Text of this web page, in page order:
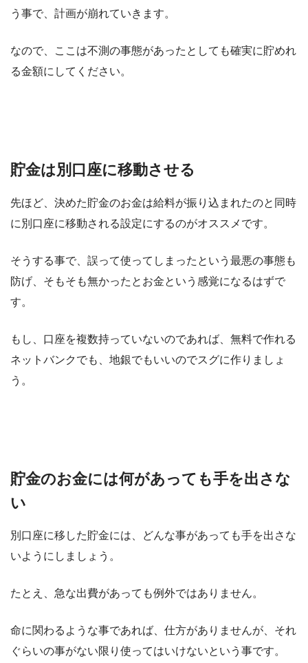
う事で、計画が崩れていきます。
なので、ここは不測の事態があったとしても確実に貯めれ
る金額にしてください。
貯金は別口座に移動させる
先ほど、決めた貯金のお金は給料が振り込まれたのと同時
に別口座に移動される設定にするのがオススメです。
そうする事で、誤って使ってしまったという最悪の事態も
防げ、そもそも無かったとお金という感覚になるはずで
す。
もし、口座を複数持っていないのであれば、無料で作れる
ネットバンクでも、地銀でもいいのでスグに作りましょ
う。
貯金のお金には何があっても手を出さな
い
別口座に移した貯金には、どんな事があっても手を出さな
いようにしましょう。
たとえ、急な出費があっても例外ではありません。
命に関わるような事であれば、仕方がありませんが、それ
ぐらいの事がない限り使ってはいけないという事です。